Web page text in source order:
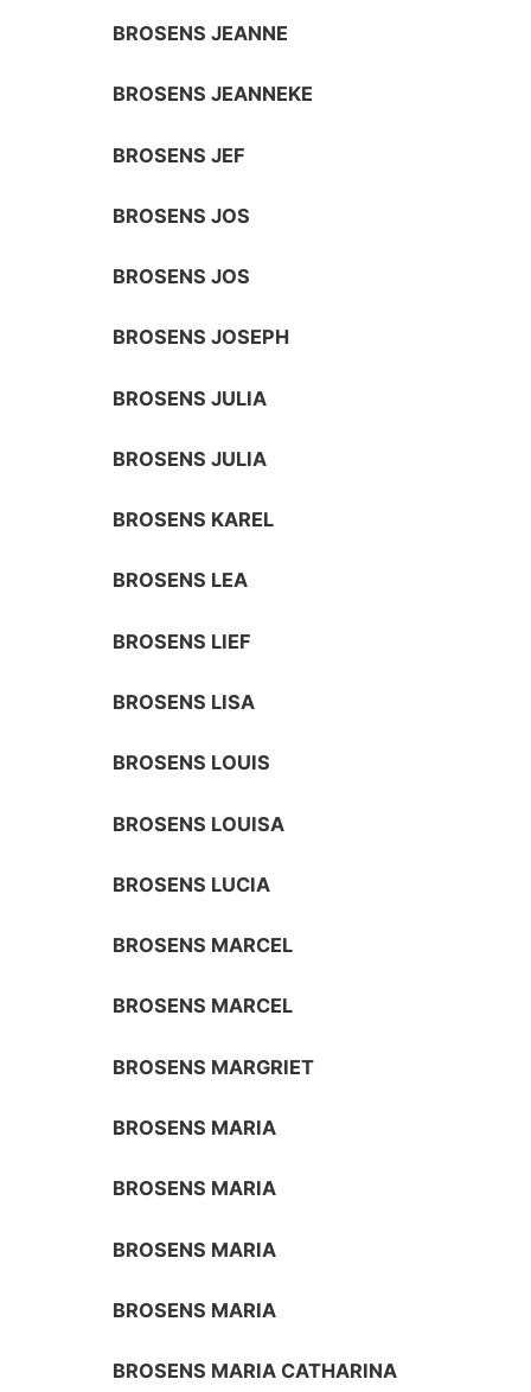
BROSENS JEANNE
BROSENS JEANNEKE
BROSENS JEF
BROSENS JOS
BROSENS JOS
BROSENS JOSEPH
BROSENS JULIA
BROSENS JULIA
BROSENS KAREL
BROSENS LEA
BROSENS LIEF
BROSENS LISA
BROSENS LOUIS
BROSENS LOUISA
BROSENS LUCIA
BROSENS MARCEL
BROSENS MARCEL
BROSENS MARGRIET
BROSENS MARIA
BROSENS MARIA
BROSENS MARIA
BROSENS MARIA
BROSENS MARIA CATHARINA